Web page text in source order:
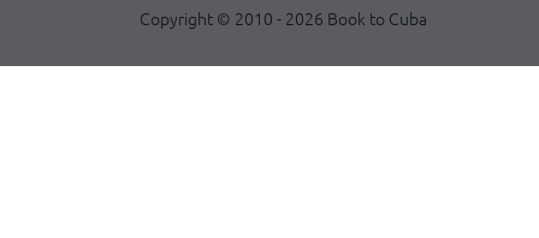
Copyright © 2010 - 2026 Book to Cuba